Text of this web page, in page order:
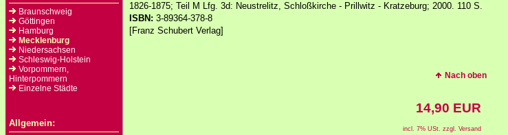
Braunschweig
Göttingen
Hamburg
Mecklenburg
Niedersachsen
Schleswig-Holstein
Vorpommern,
Hinterpommern
Einzelne Städte
Allgemein:
1826-1875; Teil M Lfg. 3d: Neustrelitz, Schloßkirche - Prillwitz - Kratzeburg; 2000. 110 S.
ISBN: 3-89364-378-8
[Franz Schubert Verlag]
Nach oben
14,90 EUR
incl. 7% USt. zzgl. Versand